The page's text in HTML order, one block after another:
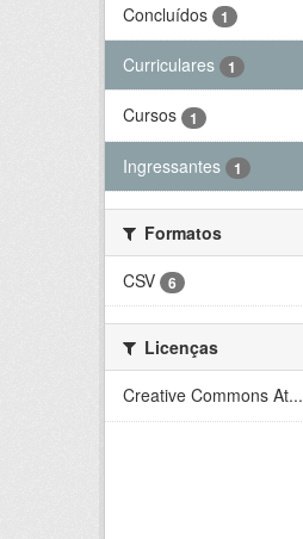
Concluídos 1
Curriculares 1
Cursos 1
Ingressantes 1
Formatos
CSV
6
Licenças
Creative Commons At...